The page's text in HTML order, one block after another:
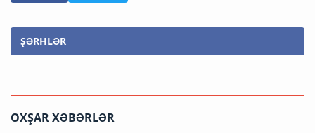
ŞƏRHLƏR
OXŞAR XƏBƏRLƏR